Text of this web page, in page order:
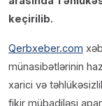
keçirilib.
Qerbxeber.com
münasibətlərinin
xarici və
fikir mübadiləsi